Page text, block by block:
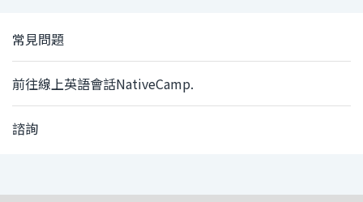
常見問題
前往線上英語會話NativeCamp.
諮詢